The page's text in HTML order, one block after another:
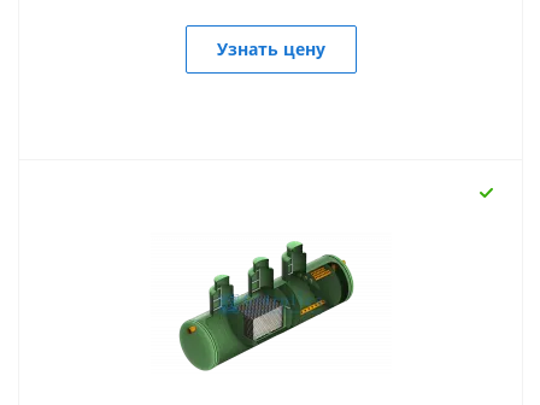
Узнать цену